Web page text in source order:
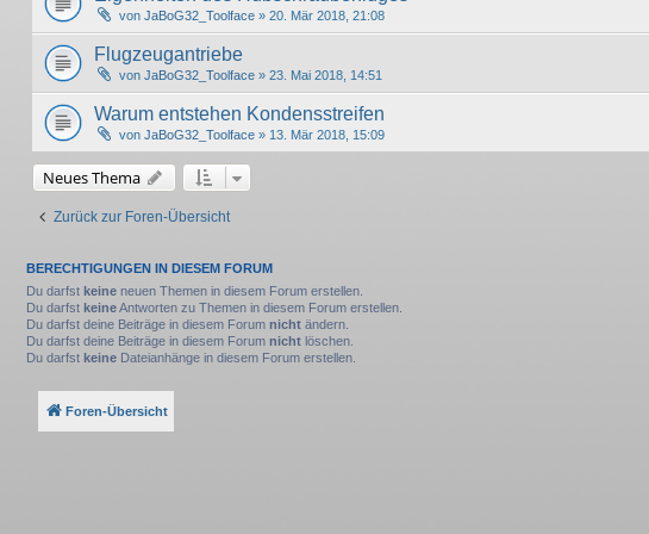
von JaBoG32_Toolface » 20. Mär 2018, 21:08
Flugzeugantriebe
von JaBoG32_Toolface » 23. Mai 2018, 14:51
Warum entstehen Kondensstreifen
von JaBoG32_Toolface » 13. Mär 2018, 15:09
Neues Thema
Zurück zur Foren-Übersicht
BERECHTIGUNGEN IN DIESEM FORUM
Du darfst keine neuen Themen in diesem Forum erstellen.
Du darfst keineAntworten zu Themen in diesem Forum erstellen.
Du darfst deine Beiträge in diesem Forum nicht ändern.
Du darfst deine Beiträge in diesem Forum nicht löschen.
Du darfst keine Dateianhänge in diesem Forum erstellen.
Foren-Übersicht